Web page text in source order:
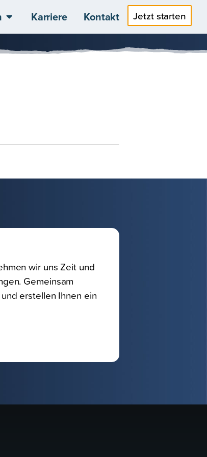
Karriere Kontakt Jetzt starten
wir uns Zeit und
Gemeinsam
erstellen Ihnen ein